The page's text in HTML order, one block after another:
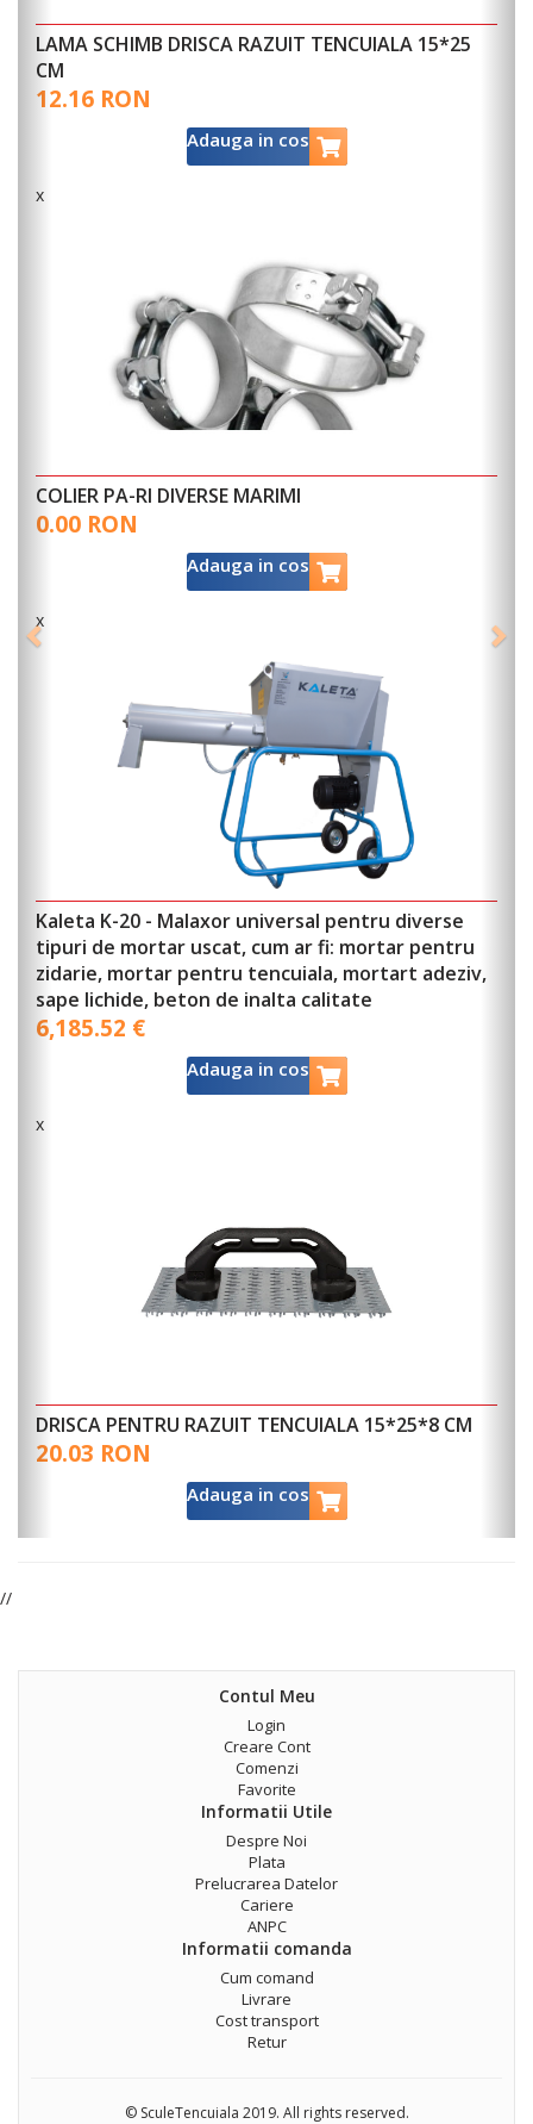
CM
Kaleta 2 (trifazica) - Masina de tencuit pentru
tencuieli universale, pe baza de ciment, calcar, gips
compusi autonivelanti
Adauga in cos
MALTA FINA FASSA BORTOLO 25KG
Adauga in cos
GARNITURA CUPLAJ GHEARA
2.06 RON
(unitatea se poate demonta in 4 module
componente - modul aer/apa; cadru metalic cu
sistemele electrice; cuva de incarcare; coloana cu
moto-reductie),pentru tencuieli universale, pe
de ciment, calcar, gips si compusi autonivelanti
//
Contul Meu
Login
Creare Cont
Comenzi
Favorite
Informatii Utile
Despre Noi
Plata
Prelucrarea Datelor
Cariere
ANPC
Informatii comanda
Cum comand
Livrare
Cost transport
Retur
© SculeTencuiala 2019. All rights reserved.